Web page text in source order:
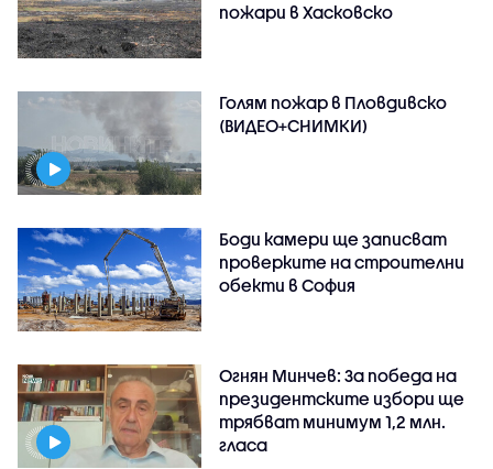
пожари в Хасковско
Голям пожар в Пловдивско
(ВИДЕО+СНИМКИ)
Боди камери ще записват
проверките на строителни
обекти в София
Огнян Минчев: За победа на
президентските избори ще
трябват минимум 1,2 млн.
гласа